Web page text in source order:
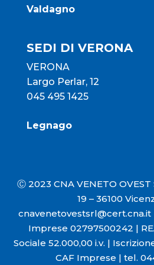
Valdagno
SEDI DI VERONA
VERONA
Largo Perlar, 12
045 495 1425
Legnago
Ⓒ 2023 CNA VENETO OVEST
19 – 36100
cnavenetovestsrl@cert.cna.it
Imprese 02797500242 |
Sociale 52.000,00 i.v. |
CAF Imprese | tel.